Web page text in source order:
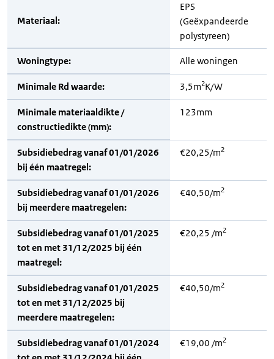
Materiaal:
EPS
(Geëxpandeerde
polystyreen)
Woningtype: Alle woningen
Minimale Rd waarde: 3,5m2K/W
Minimale materiaaldikte /
constructiedikte (mm):
123mm
Subsidiebedrag vanaf 01/01/2026
bij één maatregel:
€20,25/m2
Subsidiebedrag vanaf 01/01/2026
bij meerdere maatregelen:
€40,50/m2
Subsidiebedrag vanaf 01/01/2025
tot en met 31/12/2025 bij één
maatregel:
€20,25 /m2
Subsidiebedrag vanaf 01/01/2025
tot en met 31/12/2025 bij
meerdere maatregelen:
€40,50/m2
Subsidiebedrag vanaf 01/01/2024
€19,00 /m2